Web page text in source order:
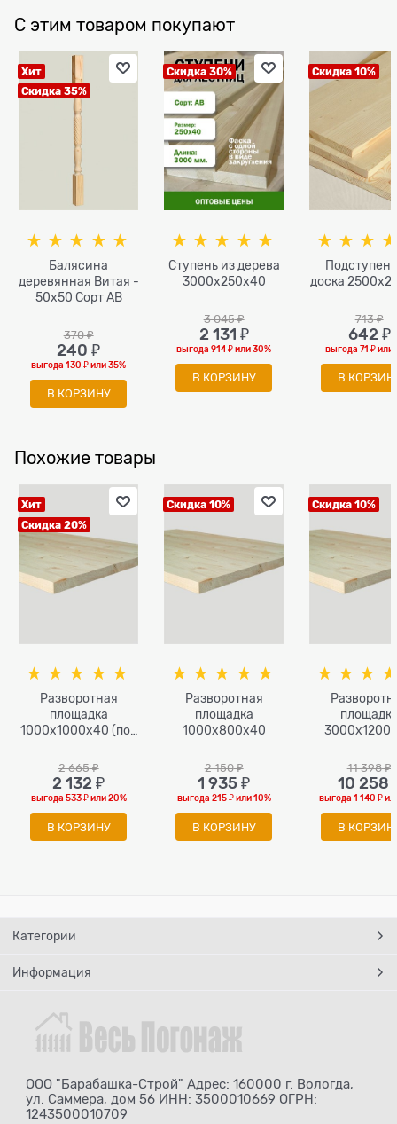
С этим товаром покупают
Хит
Скидка 35%
Балясина
деревянная Витая -
50x50 Сорт AB
370 ₽
240 ₽
выгода130 ₽или35%
В КОРЗИНУ
Скидка 30%
Ступень из дерева
3000x250x40
3 045 ₽
2 131 ₽
выгода914 ₽или30%
В КОРЗИНУ
Скидка 10%
доска
713 ₽
642 ₽
выгода71 ₽или
В
Похожие товары
Хит
Скидка 20%
Разворотная
площадка
1000х1000х40 (под
2 665 ₽
2 132 ₽
выгода 533 ₽или20%
В КОРЗИНУ
Скидка 10%
Разворотная
площадка
1000х800х40
2 150 ₽
1 935 ₽
выгода 215 ₽или10%
В КОРЗИНУ
Скидка 10%
11 398 ₽
10 258
выгода 1 140 ₽
В
Категории
Информация
ООО "Барабашка-Строй" Адрес: 160000 г. Вологда,
ул. Саммера, дом 56 ИНН: 3500010669 ОГРН:
1243500010709